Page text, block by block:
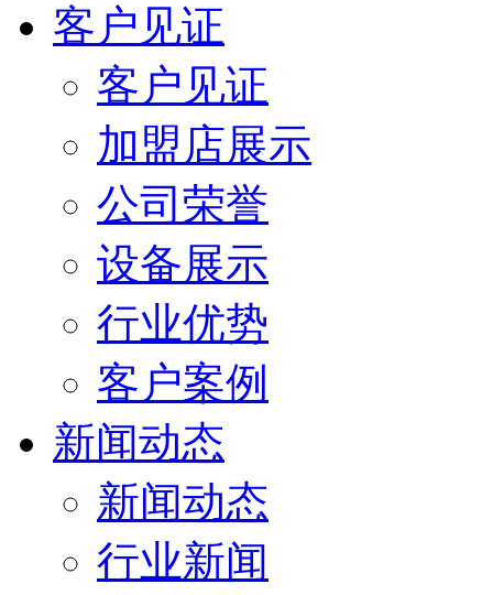
客户见证
客户见证
加盟店展示
公司荣誉
设备展示
行业优势
客户案例
新闻动态
新闻动态
行业新闻